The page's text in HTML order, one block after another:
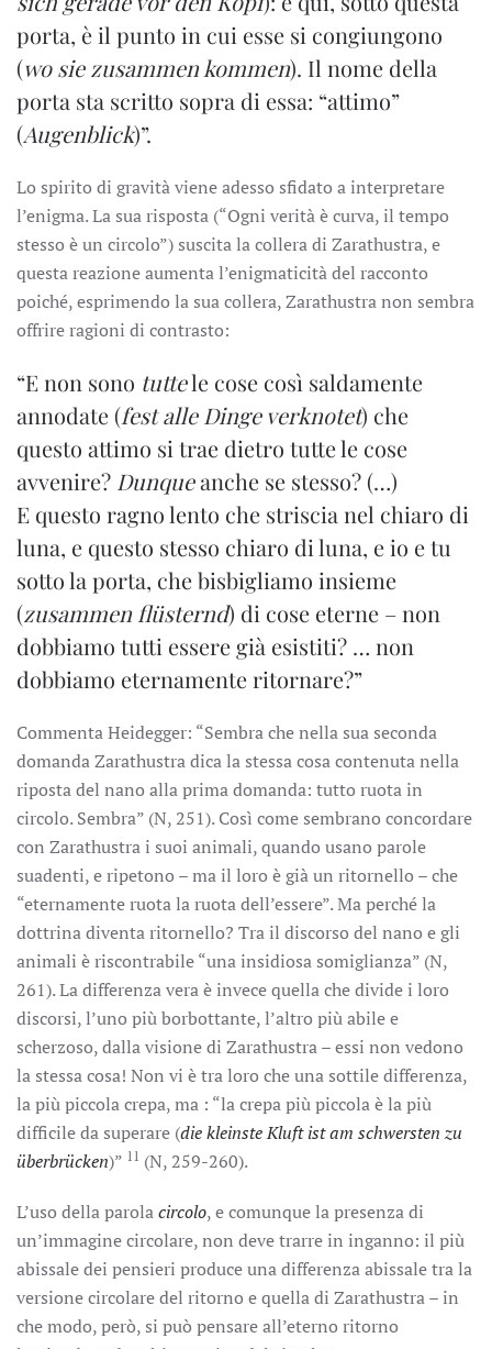
porta, è il punto in cui esse si congiungono
(wo sie zusammen kommen). Il nome della
porta sta scritto sopra di essa: “attimo”
(Augenblick)”.
Lo spirito di gravità viene adesso sfidato a interpretare
l’enigma. La sua risposta (“Ogni verità è curva, il tempo
stesso è un circolo”) suscita la collera di Zarathustra, e
questa reazione aumenta l’enigmaticità del racconto
poiché, esprimendo la sua collera, Zarathustra non sembra
offrire ragioni di contrasto:
“E non sono tuttele cose così saldamente
annodate (fest alle Dinge verknotet) che
questo attimo si trae dietro tutte le cose
avvenire? Dunqueanche se stesso? (…)
E questo ragno lento che striscia nel chiaro di
luna, e questo stesso chiaro di luna, e io e tu
sotto la porta, che bisbigliamo insieme
(zusammen flüsternd) di cose eterne – non
dobbiamo tutti essere già esistiti? … non
dobbiamo eternamente ritornare?”
Commenta Heidegger: “Sembra che nella sua seconda
domanda Zarathustra dica la stessa cosa contenuta nella
riposta del nano alla prima domanda: tutto ruota in
circolo. Sembra” (N, 251). Così come sembrano concordare
con Zarathustra i suoi animali, quando usano parole
suadenti, e ripetono – ma il loro è già un ritornello – che
“eternamente ruota la ruota dell’essere”. Ma perché la
dottrina diventa ritornello? Tra il discorso del nano e gli
animali è riscontrabile “una insidiosa somiglianza” (N,
261). La differenza vera è invece quella che divide i loro
discorsi, l’uno più borbottante, l’altro più abile e
scherzoso, dalla visione di Zarathustra – essi non vedono
la stessa cosa! Non vi è tra loro che una sottile differenza,
la più piccola crepa, ma : “la crepa più piccola è la più
difficile da superare (die kleinste Kluft ist am schwersten zu
überbrücken)” 11 (N, 259-260).
L’uso della parolacircolo, e comunque la presenza di
un’immagine circolare, non deve trarre in inganno: il più
abissale dei pensieri produce una differenza abissale tra la
versione circolare del ritorno e quella di Zarathustra – in
che modo, però, si può pensare all’eterno ritorno